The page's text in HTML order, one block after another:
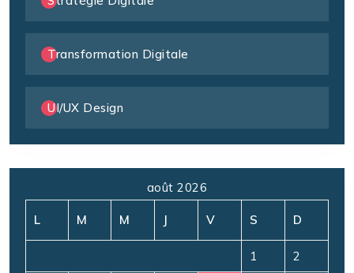
Transformation Digitale
UI/UX Design
août 2026
L M M J V S D
1 2